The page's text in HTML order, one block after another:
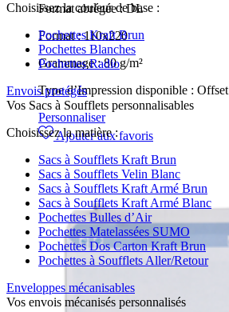
Choisissez la couleur de base :
Pochettes Kraft Brun
Pochettes Blanches
Pochettes Radio
Envois protégés
Vos Sacs à Soufflets personnalisables
Choisissez la matière :
Sacs à Soufflets Kraft Brun
Sacs à Soufflets Velin Blanc
Sacs à Soufflets Kraft Armé Brun
Sacs à Soufflets Kraft Armé Blanc
Pochettes Bulles d’Air
Pochettes Matelassées SUMO
Pochettes Dos Carton Kraft Brun
Pochettes à Soufflets Aller/Retour
Enveloppes mécanisables
Vos envois mécanisés personnalisés
Format abrégée :DL
Format : 110x220
Grammage :80 g/m²
Type d’Impression disponible : Offset
Personnaliser
Ajouter aux favoris